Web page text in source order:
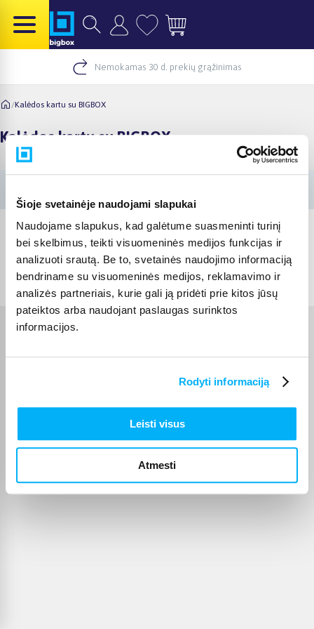
Šioje svetainėje naudojami slapukai
Naudojame slapukus, kad galėtume suasmeninti turinį
bei skelbimus, teikti visuomeninės medijos funkcijas ir
analizuoti srautą. Be to, svetainės naudojimo informaciją
bendriname su visuomeninės medijos, reklamavimo ir
analizės partneriais, kurie gali ją pridėti prie kitos jūsų
pateiktos arba naudojant paslaugas surinktos
informacijos.
Rodyti informaciją
Leisti visus
Atmesti
Nemokamas 30 d. prekių grąžinimas
/Kalėdos kartu su BIGBOX
Kalėdos kartu su BIGBOX
© 2012-